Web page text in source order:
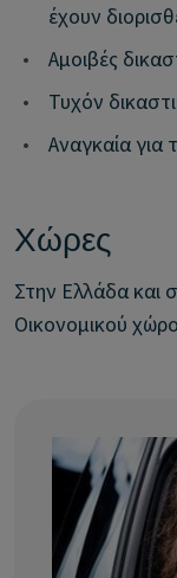
έχουν
•
Αμοιβές
•
Τυχόν
•
Αναγκαία για
Χώρες
Στην Ελλάδα και
Οικονομικού